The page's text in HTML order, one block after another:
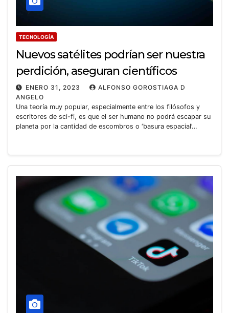
TECNOLOGÍA
Nuevos satélites podrían ser nuestra
perdición, aseguran científicos
ENERO 31, 2023
ALFONSO GOROSTIAGA D
ANGELO
Una teoría muy popular, especialmente entre los filósofos y
escritores de sci-fi, es que el ser humano no podrá escapar su
planeta por la cantidad de escombros o ‘basura espacial’…